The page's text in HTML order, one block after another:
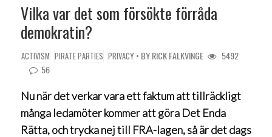
Vilka var det som försökte förråda
demokratin?
ACTIVISM PIRATE PARTIES PRIVACY • BYRICK FALKVINGE
5492
56
Nu när det verkar vara ett faktum att tillräckligt
många ledamöter kommer att göra Det Enda
Rätta, och trycka nej till FRA-lagen, så är det dags